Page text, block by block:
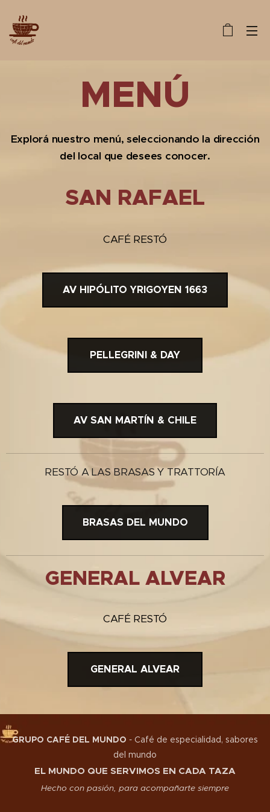
MENÚ
Explorá nuestro menú, seleccionando la dirección
del local que desees conocer.
SAN RAFAEL
CAFÉ RESTÓ
AV HIPÓLITO YRIGOYEN 1663
PELLEGRINI & DAY
AV SAN MARTÍN & CHILE
RESTÓ A LAS BRASAS Y TRATTORÍA
BRASAS DEL MUNDO
GENERAL ALVEAR
CAFÉ RESTÓ
GENERAL ALVEAR
GRUPO CAFÉ DEL MUNDO - Café de especialidad, sabores
del mundo
EL MUNDO QUE SERVIMOS EN CADA TAZA
Hecho con pasión, para acompañarte siempre